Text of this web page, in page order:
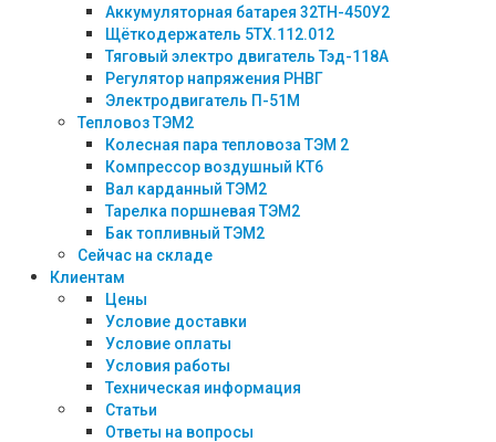
Аккумуляторная батарея 32ТН-450У2
Щёткодержатель 5ТХ.112.012
Тяговый электро двигатель Тэд-118А
Регулятор напряжения РНВГ
Электродвигатель П-51М
Тепловоз ТЭМ2
Колесная пара тепловоза ТЭМ 2
Компрессор воздушный КТ6
Вал карданный ТЭМ2
Тарелка поршневая ТЭМ2
Бак топливный ТЭМ2
Сейчас на складе
Клиентам
Цены
Условие доставки
Условие оплаты
Условия работы
Техническая информация
Статьи
Ответы на вопросы